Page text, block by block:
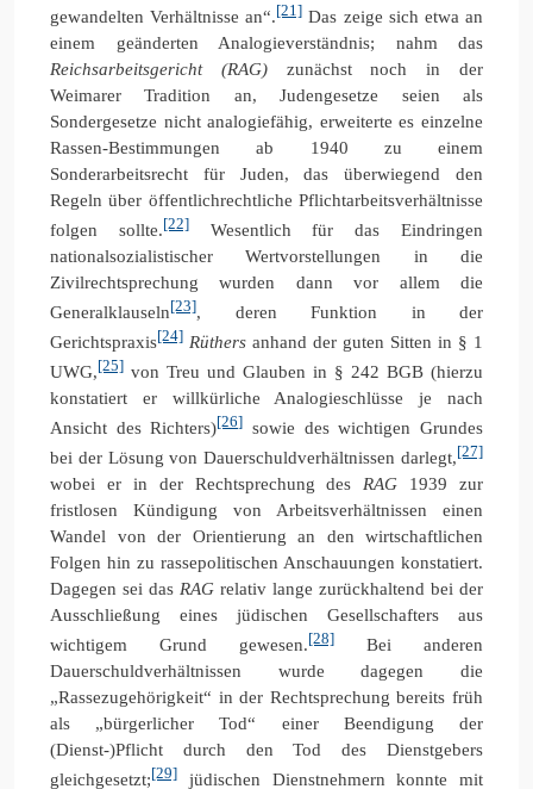
gewandelten Verhältnisse an“.[21] Das zeige sich etwa an
einem geänderten Analogieverständnis; nahm das
Reichsarbeitsgericht (RAG)zunächst noch in der
Weimarer Tradition an, Judengesetze seien als
Sondergesetze nicht analogiefähig, erweiterte es einzelne
Rassen-Bestimmungen ab 1940 zu einem
Sonderarbeitsrecht für Juden, das überwiegend den
Regeln über öffentlichrechtliche Pflichtarbeitsverhältnisse
folgen sollte.[22]Wesentlich für das Eindringen
nationalsozialistischer Wertvorstellungen in die
Zivilrechtsprechung wurden dann vor allem die
Generalklauseln[23], deren Funktion in der
Gerichtspraxis[24] Rüthers anhand der guten Sitten in § 1
UWG,[25] von Treu und Glauben in § 242 BGB (hierzu
konstatiert er willkürliche Analogieschlüsse je nach
Ansicht des Richters)[26] sowie des wichtigen Grundes
bei der Lösung von Dauerschuldverhältnissen darlegt,[27]
wobei er in der Rechtsprechung des RAG 1939 zur
fristlosen Kündigung von Arbeitsverhältnissen einen
Wandel von der Orientierung an den wirtschaftlichen
Folgen hin zu rassepolitischen Anschauungen konstatiert.
Dagegen sei das RAG relativ lange zurückhaltend bei der
Ausschließung eines jüdischen Gesellschafters aus
wichtigem Grund gewesen.[28] Bei anderen
Dauerschuldverhältnissen wurde dagegen die
„Rassezugehörigkeit“ in der Rechtsprechung bereits früh
als „bürgerlicher Tod“ einer Beendigung der
(Dienst-)Pflicht durch den Tod des Dienstgebers
gleichgesetzt;[29] jüdischen Dienstnehmern konnte mit